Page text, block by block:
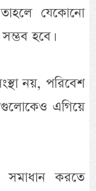
যেকোনো
হবে।
নয়, পরিবেশ
এগিয়ে
করতে